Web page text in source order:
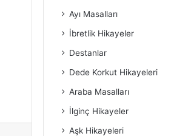
Ayı Masalları
İbretlik Hikayeler
Destanlar
Dede Korkut Hikayeleri
Araba Masalları
İlginç Hikayeler
Aşk Hikayeleri